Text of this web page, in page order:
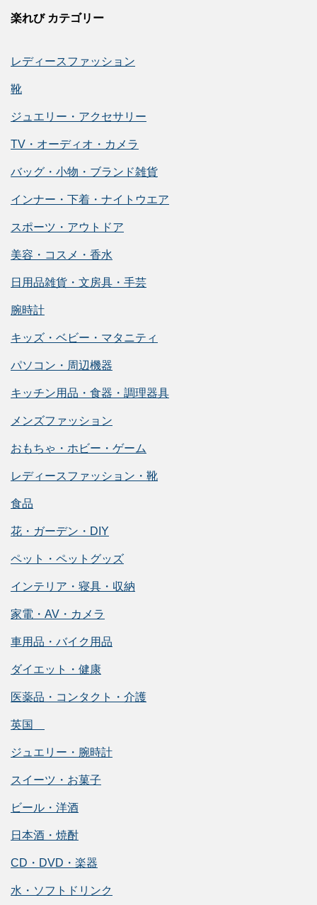
楽れび カテゴリー
レディースファッション
靴
ジュエリー・アクセサリー
TV・オーディオ・カメラ
バッグ・小物・ブランド雑貨
インナー・下着・ナイトウエア
スポーツ・アウトドア
美容・コスメ・香水
日用品雑貨・文房具・手芸
腕時計
キッズ・ベビー・マタニティ
パソコン・周辺機器
キッチン用品・食器・調理器具
メンズファッション
おもちゃ・ホビー・ゲーム
レディースファッション・靴
食品
花・ガーデン・DIY
ペット・ペットグッズ
インテリア・寝具・収納
家電・AV・カメラ
車用品・バイク用品
ダイエット・健康
医薬品・コンタクト・介護
英国
ジュエリー・腕時計
スイーツ・お菓子
ビール・洋酒
日本酒・焼酎
CD・DVD・楽器
水・ソフトドリンク